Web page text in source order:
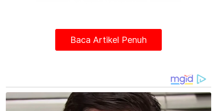
"Ia juga bertujuan untuk mengurangkan
Baca Artikel Penuh